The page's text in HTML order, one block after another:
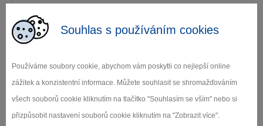
Souhlas s používáním cookies
Používáme soubory cookie, abychom vám poskytli co nejlepší online
zážitek a konzistentní informace. Můžete souhlasit se shromažďováním
všech souborů cookie kliknutím na tlačítko "Souhlasím se vším" nebo si
přizpůsobit nastavení souborů cookie kliknutím na "Zobrazit více".
1 ... 3 4 5